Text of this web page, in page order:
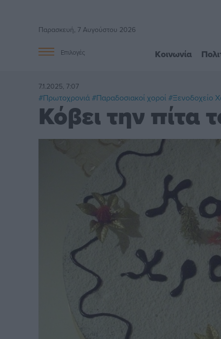
Παρασκευή, 7 Αυγούστου 2026
Επιλογές Κοινωνία
7.1.2025, 7:07
#Πρωτοχρονιά #Παραδοσιακοί χοροί #Ξενοδοχείο
Κόβει την